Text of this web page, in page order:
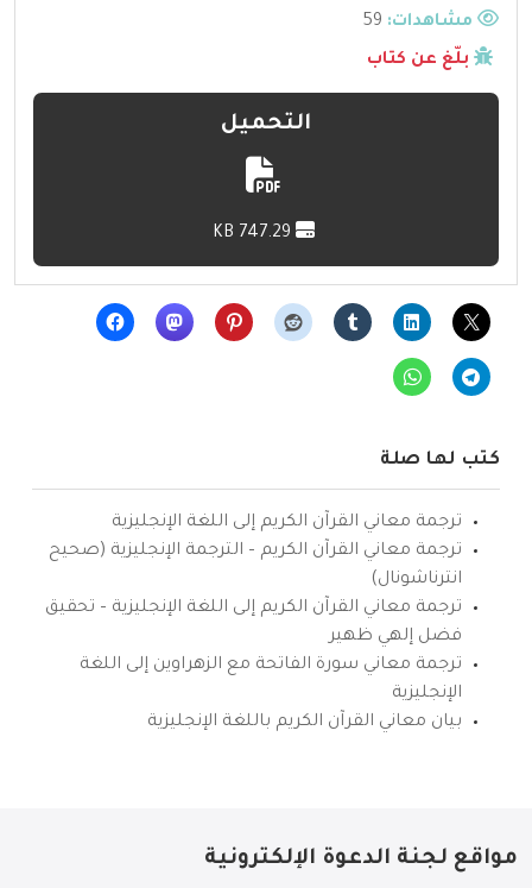
مشاهدات:
بلّغ عن كتاب
التحميل
كتب لها صلة
ترجمة معاني القرآن الكريم إلى اللغة الإنجليزية
ترجمة معاني القرآن الكريم – الترجمة الإنجليزية (صحيح
انترناشونال)
ترجمة معاني القرآن الكريم إلى اللغة الإنجليزية – تحقيق
فضل إلهي ظهير
ترجمة معاني سورة الفاتحة مع الزهراوين إلى اللغة
الإنجليزية
بيان معاني القرآن الكريم باللغة الإنجليزية
مواقع لجنة الدعوة الإلكترونية